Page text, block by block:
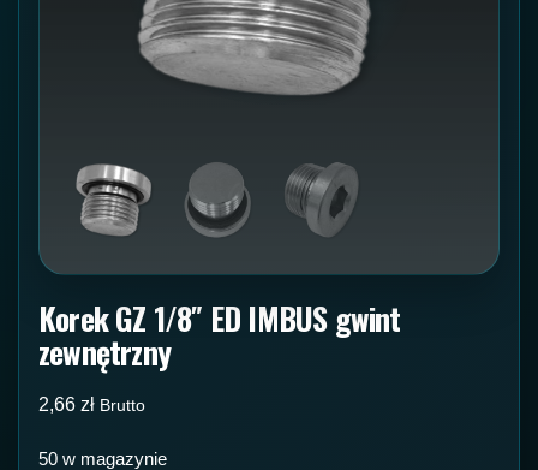
Korek GZ 1/8″ ED IMBUS gwint
zewnętrzny
2,66 zł Brutto
50 w magazynie